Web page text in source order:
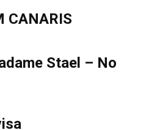
CANARIS
Stael – No